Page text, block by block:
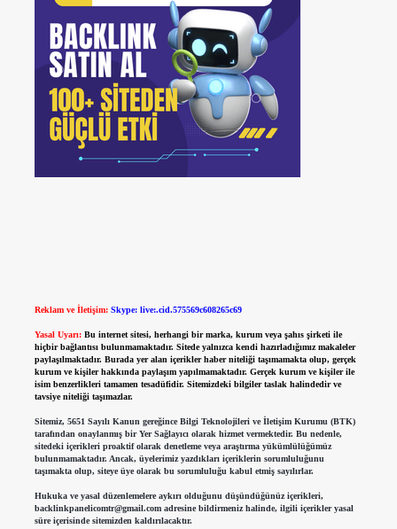
Reklam ve İletişim: Skype: live:.cid.575569c608265c69
Yasal Uyarı: Bu internet sitesi, herhangi bir marka, kurum veya şahıs şirketi ile
hiçbir bağlantısı bulunmamaktadır. Sitede yalnızca kendi hazırladığımız makaleler
paylaşılmaktadır. Burada yer alan içerikler haber niteliği taşımamakta olup, gerçek
kurum ve kişiler hakkında paylaşım yapılmamaktadır. Gerçek kurum ve kişiler ile
isim benzerlikleri tamamen tesadüfidir. Sitemizdeki bilgiler taslak halindedir ve
tavsiye niteliği taşımazlar.
Sitemiz, 5651 Sayılı Kanun gereğince Bilgi Teknolojileri ve İletişim Kurumu (BTK)
tarafından onaylanmış bir Yer Sağlayıcı olarak hizmet vermektedir. Bu nedenle,
sitedeki içerikleri proaktif olarak denetleme veya araştırma yükümlülüğümüz
bulunmamaktadır. Ancak, üyelerimiz yazdıkları içeriklerin sorumluluğunu
taşımakta olup, siteye üye olarak bu sorumluluğu kabul etmiş sayılırlar.
Hukuka ve yasal düzenlemelere aykırı olduğunu düşündüğünüz içerikleri,
backlinkpanelicomtr@gmail.comadresine bildirmeniz halinde, ilgili içerikler yasal
süre içerisinde sitemizden kaldırılacaktır.